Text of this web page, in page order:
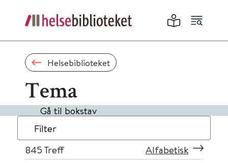
Helsebiblioteket
Tema
Gå til bokstav
Filter
845 Treff Alfabetisk